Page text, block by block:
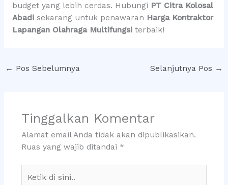
budget yang lebih cerdas. Hubungi PT Citra Kolosal
Abadisekarang untuk penawaran Harga Kontraktor
Lapangan Olahraga Multifungsiterbaik!
← Pos Sebelumnya Selanjutnya Pos →
Tinggalkan Komentar
Alamat email Anda tidak akan dipublikasikan.
Ruas yang wajib ditandai *